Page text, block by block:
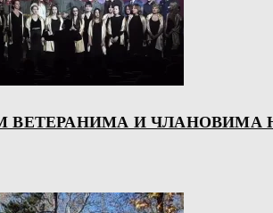
ВЕТЕРАНИМА И ЧЛАНОВИМА